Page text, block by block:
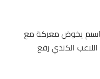
يخوض معركة مع
الكندي رفع